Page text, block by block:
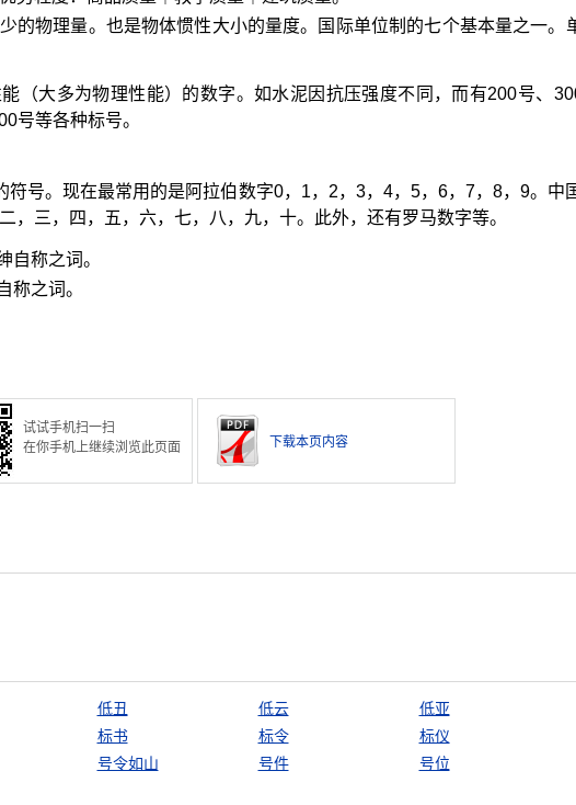
的物理量。也是物体惯性大小的量度。国际单位制的七个基本量之一。
（大多为物理性能）的数字。如水泥因抗压强度不同，而有200号、
号等各种标号。
符号。现在最常用的是阿拉伯数字0，1，2，3，4，5，6，7，8，9。中
，三，四，五，六，七，八，九，十。此外，还有罗马数字等。
自称之词。
称之词。
试试手机扫一扫
在你手机上继续浏览此页面
下载本页内容
低丑 低云
低亚
标书 标令
标仪
号令如山 号件 号位